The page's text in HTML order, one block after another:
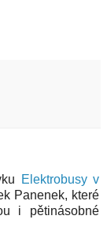
Elektrobusy v
Panenek, které
i pětinásobné